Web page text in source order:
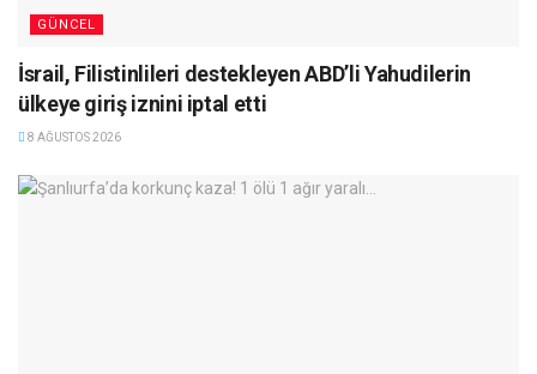
GÜNCEL
İsrail, Filistinlileri destekleyen ABD’li Yahudilerin
ülkeye giriş iznini iptal etti
8 AĞUSTOS 2026